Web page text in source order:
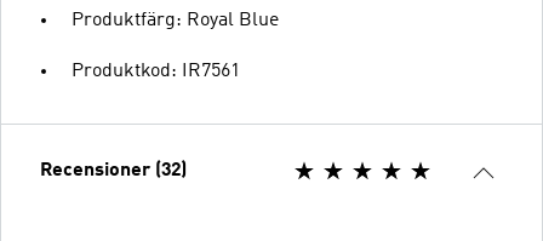
Produktfärg: Royal Blue
Produktkod: IR7561
Recensioner (32)